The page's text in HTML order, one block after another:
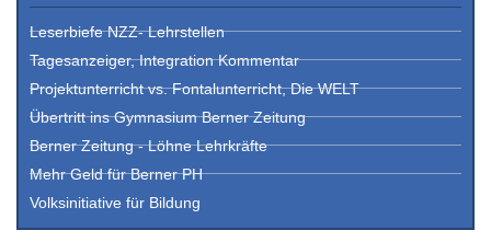
Leserbiefe NZZ- Lehrstellen
Tagesanzeiger, Integration Kommentar
Projektunterricht vs. Fontalunterricht, Die WELT
Übertritt ins Gymnasium Berner Zeitung
Berner Zeitung - Löhne Lehrkräfte
Mehr Geld für Berner PH
Volksinitiative für Bildung